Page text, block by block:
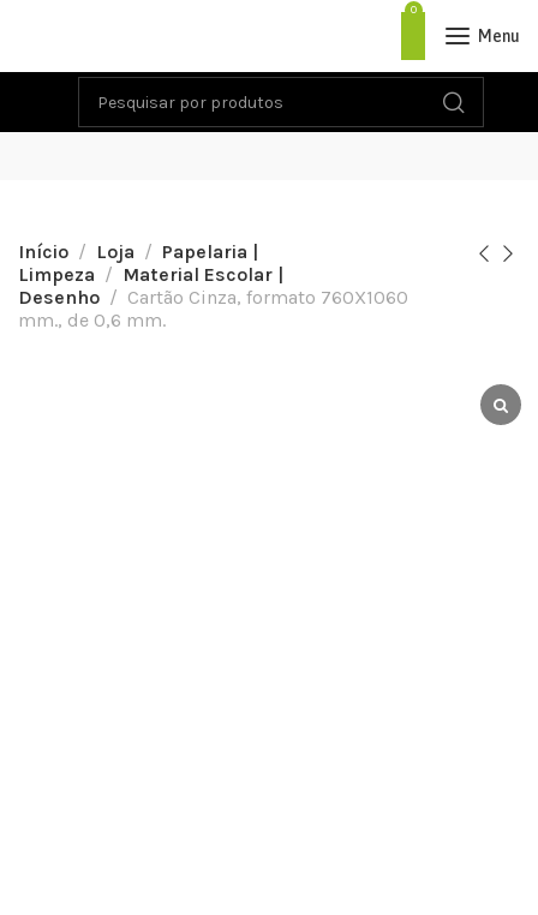
0
Menu
Início Loja
Papelaria |
Limpeza
Material Escolar |
Desenho
Cartão Cinza, formato 760X1060
mm., de 0,6 mm.